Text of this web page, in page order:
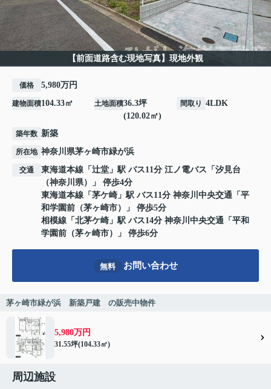
【前面道路含む現地写真】現地外観
価格 5,980万円
建物面積104.33㎡ 土地面積36.3坪
(120.02㎡)
間取り 4LDK
築年数 新築
所在地 神奈川県茅ヶ崎市緑が浜
交通 東海道本線 「 辻堂 」駅 バス11分 江ノ電バス「汐見台
（神奈川県）」 停歩4分
東海道本線 「 茅ケ崎 」駅 バス11分 神奈川中央交通「平
和学園前（茅ヶ崎市）」 停歩5分
相模線 「 北茅ケ崎 」駅 バス14分 神奈川中央交通「平和
学園前（茅ヶ崎市）」 停歩6分
無料 お問い合わせ
茅ヶ崎市緑が浜 新築戸建 の販売中物件
5,980万円
31.55坪(104.33㎡)
周辺施設